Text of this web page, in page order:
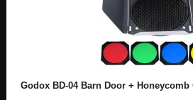
Godox BD-04 Barn Door +